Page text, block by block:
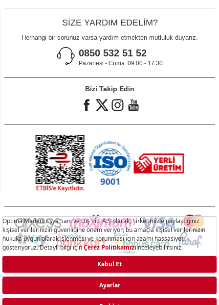
SİZE YARDIM EDELİM?
Herhangi bir sorunuz varsa yardım etmekten mutluluk duyarız.
0850 532 51 52
Pazartesi - Cuma: 09:00 - 17:30
Bizi Takip Edin
Hisar.com.tr © 2025 - Optima Madeni Eşya San. Ve Dış Tic. A.Ş. Tüm hakları saklıdır.